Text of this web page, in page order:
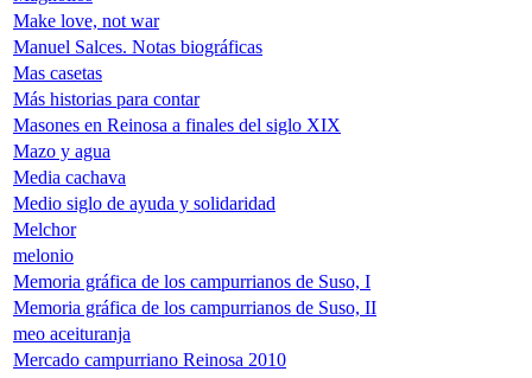
Make love, not war
Manuel Salces. Notas biográficas
Mas casetas
Más historias para contar
Masones en Reinosa a finales del siglo XIX
Mazo y agua
Media cachava
Medio siglo de ayuda y solidaridad
Melchor
melonio
Memoria gráfica de los campurrianos de Suso, I
Memoria gráfica de los campurrianos de Suso, II
meo aceituranja
Mercado campurriano Reinosa 2010